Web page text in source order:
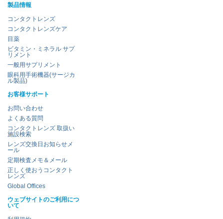
製品情報
コンタクトレンズ
コンタクトレンズケア
目薬
ビタミン・ミネラル サプ
リメント
一般用サプリメント
眼科用手術機器(サージカ
ル製品)
お客様サポート
お問い合わせ
よくある質問
コンタクトレンズ 取扱い
施設検索
レンズ交換日お知らせメ
ール
定期検査メモ＆メール
正しく使おうコンタクト
レンズ
Global Offices
ウェブサイトのご利用につ
いて